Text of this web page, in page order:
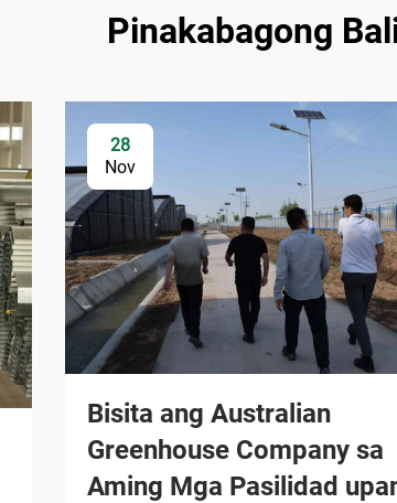
Pinakabagong
28
Nov
Bisita ang Australian
Greenhouse Company sa
Aming Mga Pasilidad